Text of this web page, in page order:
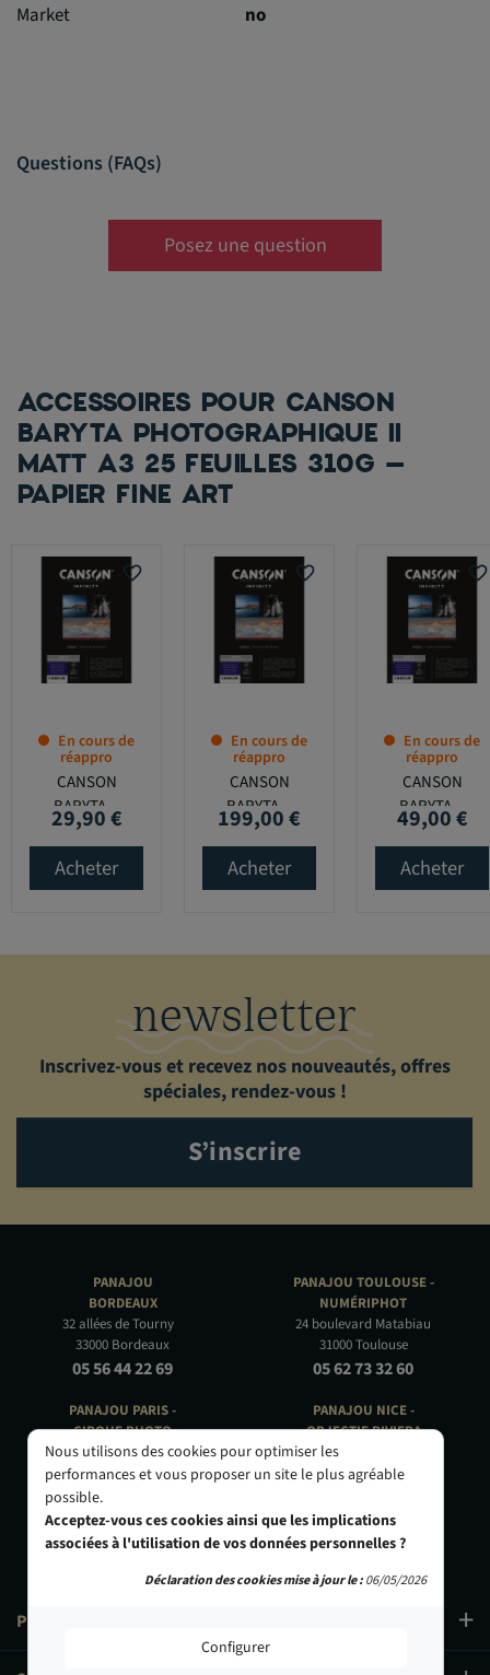
Market
no
Questions (FAQs)
Posez une question
ACCESSOIRES POUR CANSON
BARYTA PHOTOGRAPHIQUE II
MATT A3 25 FEUILLES 310G –
PAPIER FINE ART
favorite_border
En cours de
réappro
CANSON
BARYTA...
Prix
29,90 €
Acheter
favorite_border
En cours de
réappro
CANSON
BARYTA...
Prix
199,00 €
Acheter
favorite_border
En cours de
réappro
CANSON
BARYTA...
Prix
49,00 €
Acheter
newsletter
Inscrivez-vous et recevez nos nouveautés, offres
spéciales, rendez-vous !
S’inscrire
PANAJOU
BORDEAUX
32 allées de Tourny
33000 Bordeaux
05 56 44 22 69
PANAJOU PARIS -
CIRQUE PHOTO
9, bd des Filles-du-Calvaire
75003 Paris
01 40 29 91 91
PRODUITS
PANAJOU TOULOUSE -
NUMÉRIPHOT
24 boulevard Matabiau
31000 Toulouse
05 62 73 32 60
PANAJOU NICE -
OBJECTIF RIVIERA
24 Rue de l'Hôtel des Postes
06000 Nice
Nous utilisons des cookies pour optimiser les
performances et vous proposer un site le plus agréable
possible.
Acceptez-vous ces cookies ainsi que les implications
associées à l'utilisation de vos données personnelles ?
Configurer
Déclaration des cookies mise à jour le :06/05/2026